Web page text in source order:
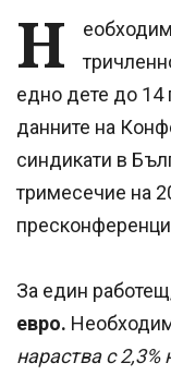
Н
едно дете до 14
данните на
синдикати в
тримесечие на
За един
евро.
нараства с 2,3%